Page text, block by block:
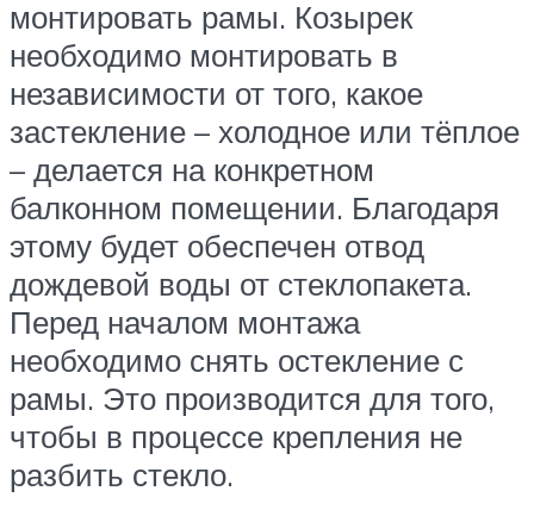
монтировать рамы. Козырек
необходимо монтировать в
независимости от того, какое
застекление – холодное или тёплое
– делается на конкретном
балконном помещении. Благодаря
этому будет обеспечен отвод
дождевой воды от стеклопакета.
Перед началом монтажа
необходимо снять остекление с
рамы. Это производится для того,
чтобы в процессе крепления не
разбить стекло.